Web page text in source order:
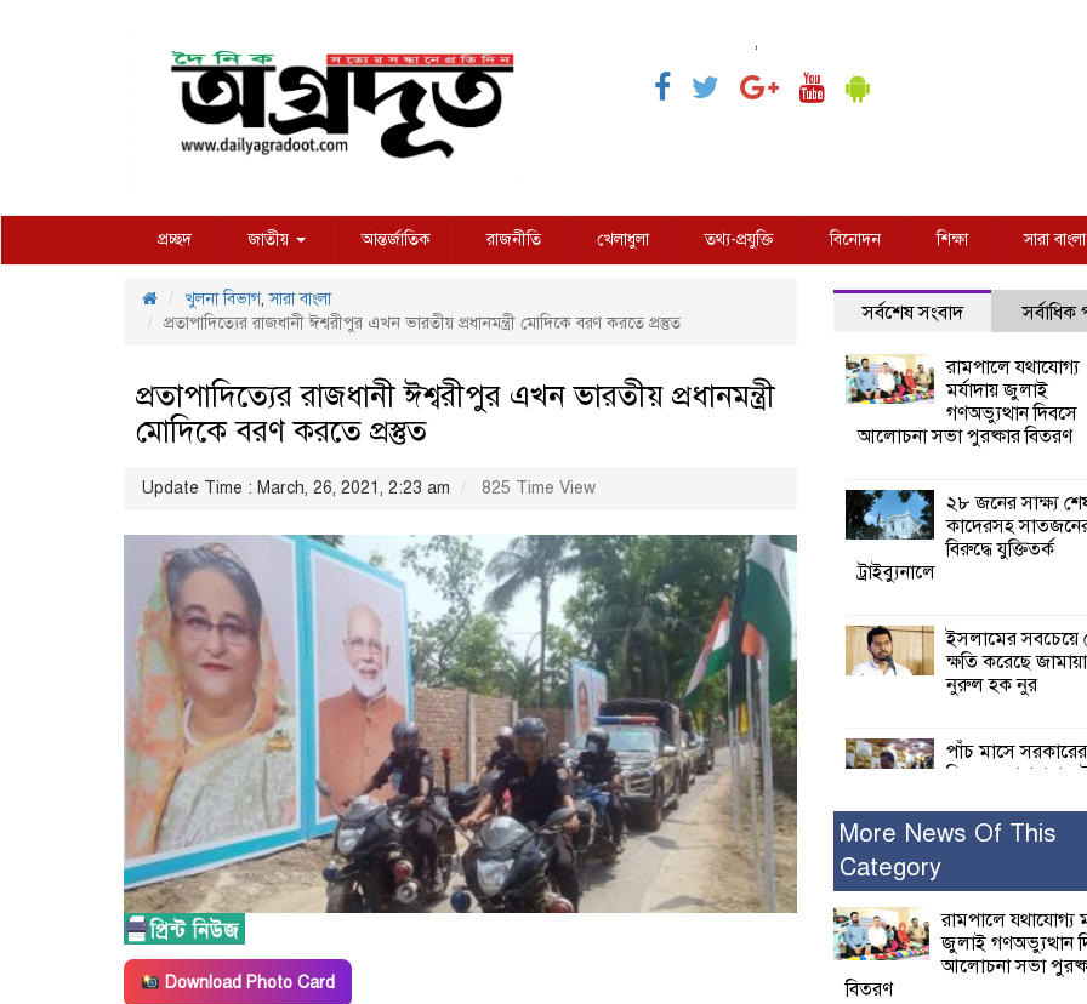
,
প্রচ্ছদ জাতীয় আন্তর্জাতিক রাজনীতি খেলাধুলা তথ্য-প্রযুক্তি বিনোদন শিক্ষা সারা বাংলা
খুলনা বিভাগ,সারা বাংলা
প্রতাপাদিত্যের রাজধানী ঈশ্বরীপুর এখন ভারতীয় প্রধানমন্ত্রী মোদিকে বরণ করতে প্রস্তুত
প্রতাপাদিত্যের রাজধানী ঈশ্বরীপুর এখন ভারতীয় প্রধানমন্ত্রী
মোদিকে বরণ করতে প্রস্তুত
Update Time : March, 26, 2021, 2:23 am 825 Time View
Download Photo Card
সর্বশেষ সংবাদ সর্বাধিক
রামপালে যথাযোগ্য
মর্যাদায় জুলাই
গণঅভ্যুত্থান দিবসে
আলোচনা সভা পুরষ্কার বিতরণ
২৮ জনের সাক্ষ্য
কাদেরসহ
বিরুদ্ধে যুক্তিতর্ক
ট্রাইব্যুনালে
ইসলামের সবচেয়ে
ক্ষতি করেছে
নুরুল হক নুর
পাঁচ মাসে
দিচ্ছেন, আপনারা
করলেন না কেন: শহীদ জিসানের
ক্ষোভ
কালিগঞ্জে নিখোঁজ
মরদেহ অবশেষে
ইছামতী নদীতে
More News Of This
Category
রামপালে যথাযোগ্য
জুলাই গণঅভ্যুত্থান
আলোচনা সভা
বিতরণ